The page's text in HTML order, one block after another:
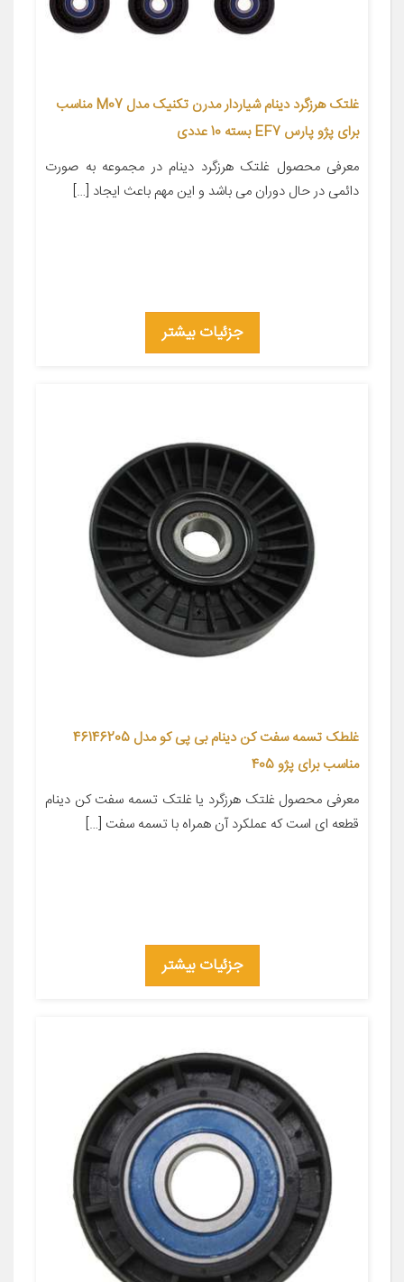
غلتک هرزگرد دینام شیاردار مدرن تکنیک مدل M07 مناسب
برای پژو پارس EF7 بسته 10 عددی
معرفی محصول غلتک هرزگرد دینام در مجموعه به صورت
دائمی در حال دوران می باشد و این مهم باعث ایجاد […]
جزئیات بیشتر
غلطک تسمه سفت کن دینام بی پی کو مدل 46146205
مناسب برای پژو 405
معرفی محصول غلتک هرزگرد یا غلتک تسمه سفت کن دینام
قطعه ای است که عملکرد آن همراه با تسمه سفت […]
جزئیات بیشتر